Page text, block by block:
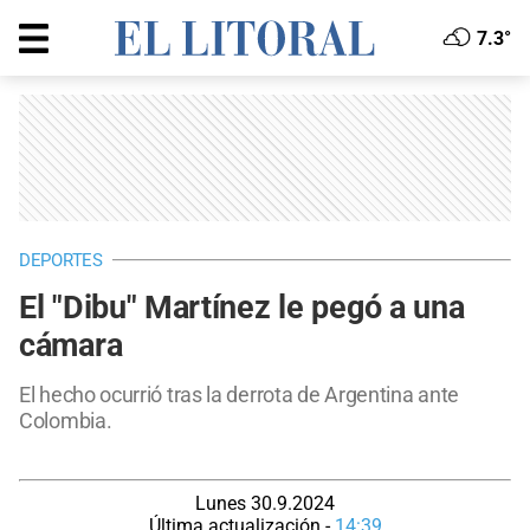
7.3°
DEPORTES
El "Dibu" Martínez le pegó a una
cámara
El hecho ocurrió tras la derrota de Argentina ante
Colombia.
Lunes 30.9.2024